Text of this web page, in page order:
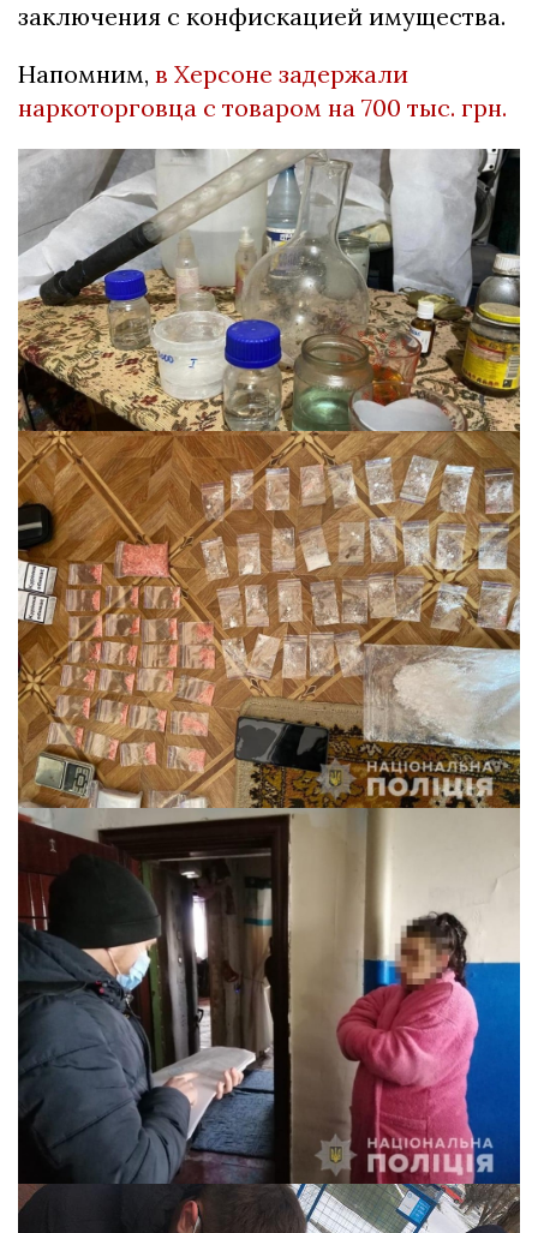
заключения с конфискацией имущества.
Напомним, в Херсоне задержали
наркоторговца с товаром на 700 тыс. грн.